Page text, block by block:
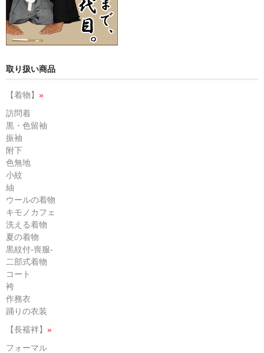
取り扱い商品
【着物】 »
訪問着
黒・色留袖
振袖
附下
色無地
小紋
紬
ウールの着物
キモノカフェ
洗える着物
夏の着物
黒紋付-喪服-
二部式着物
コート
袴
作務衣
踊りの衣装
【長襦袢】 »
フォーマル